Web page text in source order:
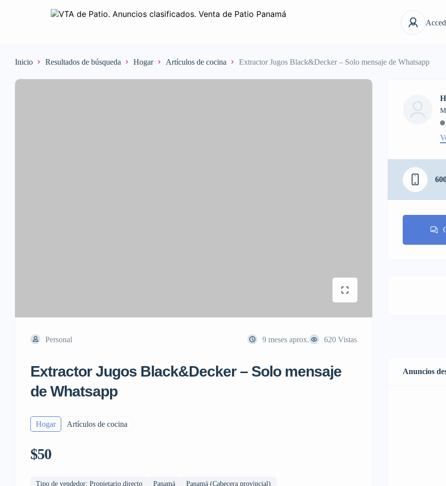
Inicio Resultados de búsqueda Hogar Artículos de cocina Extractor Jugos Black&Decker – Solo mensaje de Whatsapp
Personal 9 meses aprox. 620 Vistas
Extractor Jugos Black&Decker – Solo mensaje
de Whatsapp
Hogar Artículos de cocina
$50
Tipo de vendedor: Propietario directo Panamá Panamá (Cabecera provincial)
Anuncios